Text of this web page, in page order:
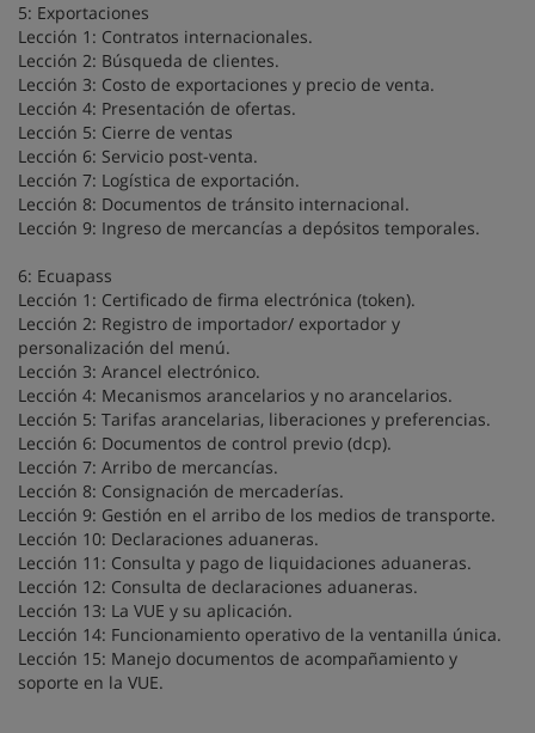
5: Exportaciones
Lección 1: Contratos internacionales.
Lección 2: Búsqueda de clientes.
Lección 3: Costo de exportaciones y precio de venta.
Lección 4: Presentación de ofertas.
Lección 5: Cierre de ventas
Lección 6: Servicio post-venta.
Lección 7: Logística de exportación.
Lección 8: Documentos de tránsito internacional.
Lección 9: Ingreso de mercancías a depósitos temporales.
6: Ecuapass
Lección 1: Certificado de firma electrónica (token).
Lección 2: Registro de importador/ exportador y
personalización del menú.
Lección 3: Arancel electrónico.
Lección 4: Mecanismos arancelarios y no arancelarios.
Lección 5: Tarifas arancelarias, liberaciones y preferencias.
Lección 6: Documentos de control previo (dcp).
Lección 7: Arribo de mercancías.
Lección 8: Consignación de mercaderías.
Lección 9: Gestión en el arribo de los medios de transporte.
Lección 10: Declaraciones aduaneras.
Lección 11: Consulta y pago de liquidaciones aduaneras.
Lección 12: Consulta de declaraciones aduaneras.
Lección 13: La VUE y su aplicación.
Lección 14: Funcionamiento operativo de la ventanilla única.
Lección 15: Manejo documentos de acompañamiento y
soporte en la VUE.